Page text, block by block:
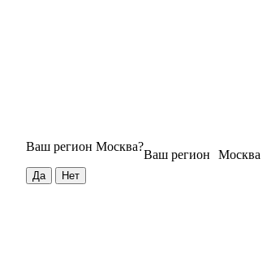
Москва
Ваш регион
Ваш регион Москва?